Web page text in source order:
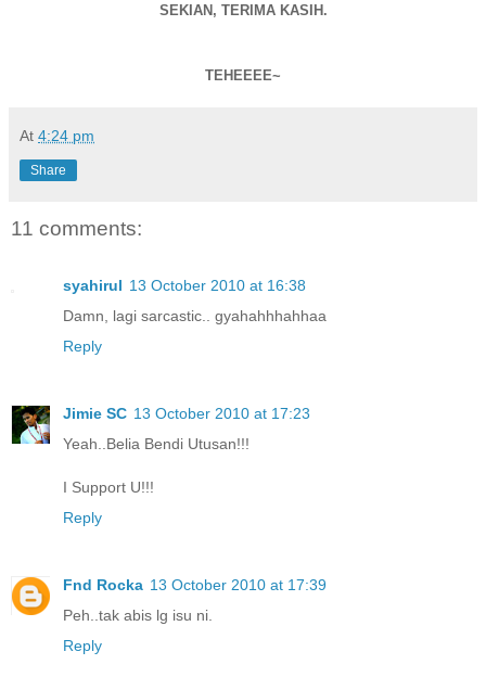
SEKIAN, TERIMA KASIH.
TEHEEEE~
At 4:24 pm
Share
11 comments:
syahirul 13 October 2010 at 16:38
Damn, lagi sarcastic.. gyahahhhahhaa
Reply
Jimie SC 13 October 2010 at 17:23
Yeah..Belia Bendi Utusan!!!
I Support U!!!
Reply
Fnd Rocka 13 October 2010 at 17:39
Peh..tak abis lg isu ni.
Reply